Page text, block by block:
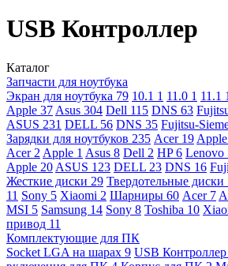
USB Контроллер
Каталог
Запчасти для ноутбука
Экран для ноутбука 79 10.1 1 11.0 1 11.1 1
Apple 37 Asus 304 Dell 115 DNS 63
ASUS 231 DELL 56 DNS 35 Fujitsu-
Зарядки для ноутбуков 235 Acer 19 Apple
Acer 2 Apple 1 Asus 8 Dell 2 HP6 Lenovo
Apple 20 ASUS 123 DELL 23 DNS 16
Жесткие диски 29 Твердотельные диски
11 Sony 5 Xiaomi 2 Шарниры 60 Acer 7
MSI 5 Samsung 14 Sony 8 Toshiba 10
привод 11
Комплектующие для ПК
Socket LGA на шарах 9 USB Контроллер